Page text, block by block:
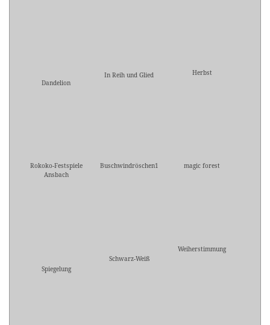
Dandelion
In Reih und Glied Herbst
Rokoko-Festspiele
Ansbach
Buschwindröschen1 magic forest
Spiegelung
Schwarz-Weiß
Weiherstimmung